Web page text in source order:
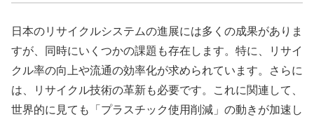
日本のリサイクルシステムの進展には多くの成果がありま
すが、同時にいくつかの課題も存在します。特に、リサイ
クル率の向上や流通の効率化が求められています。さらに
は、リサイクル技術の革新も必要です。これに関連して、
世界的に見ても「プラスチック使用削減」の動きが加速し